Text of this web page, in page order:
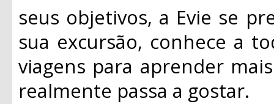
seus objetivos, a Evie se
sua excursão, conhece a
viagens para aprender
realmente passa a gostar.